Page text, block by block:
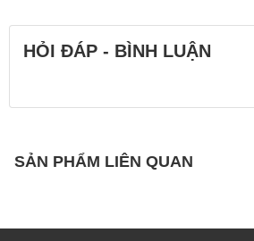
HỎI ĐÁP - BÌNH LUẬN
SẢN PHẨM LIÊN QUAN